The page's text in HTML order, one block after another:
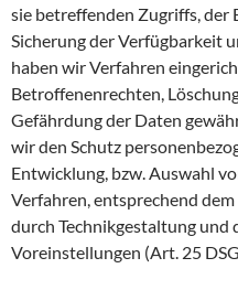
sie betreffenden Zugriffs, der
Sicherung der Verfügbarkeit
haben wir Verfahren
Betroffenenrechten,
Gefährdung der Daten
wir den Schutz
Entwicklung, bzw. Auswahl
Verfahren, entsprechend
durch Technikgestaltung
Voreinstellungen (Art. 25